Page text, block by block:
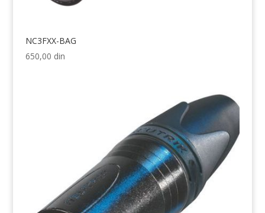
NC3FXX-BAG
650,00 din